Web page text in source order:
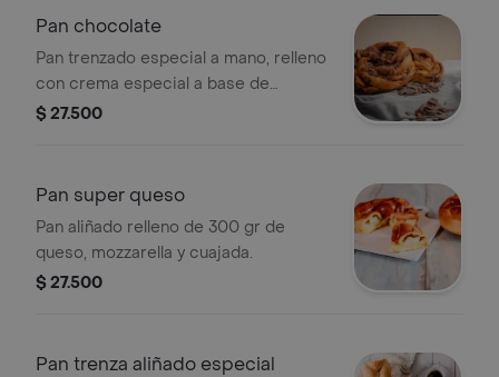
Pan chocolate
Pan trenzado especial a mano, relleno
con crema especial a base de
chocolate y cobertura de chocolate
$ 27.500
Pan super queso
Pan aliñado relleno de 300 gr de
queso, mozzarella y cuajada.
$ 27.500
Pan trenza aliñado especial